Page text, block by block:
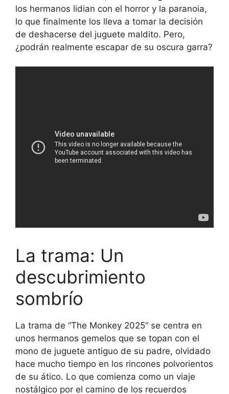
los hermanos lidian con el horror y la paranoia,
lo que finalmente los lleva a tomar la decisión
de deshacerse del juguete maldito. Pero,
¿podrán realmente escapar de su oscura garra?
La trama: Un
descubrimiento
sombrío
La trama de “The Monkey 2025” se centra en
unos hermanos gemelos que se topan con el
mono de juguete antiguo de su padre, olvidado
hace mucho tiempo en los rincones polvorientos
de su ático. Lo que comienza como un viaje
nostálgico por el camino de los recuerdos